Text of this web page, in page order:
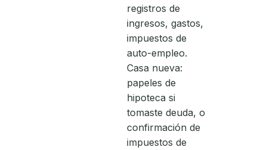
registros de
ingresos, gastos,
impuestos de
auto-empleo.
Casa nueva:
papeles de
hipoteca si
tomaste deuda, o
confirmación de
impuestos de